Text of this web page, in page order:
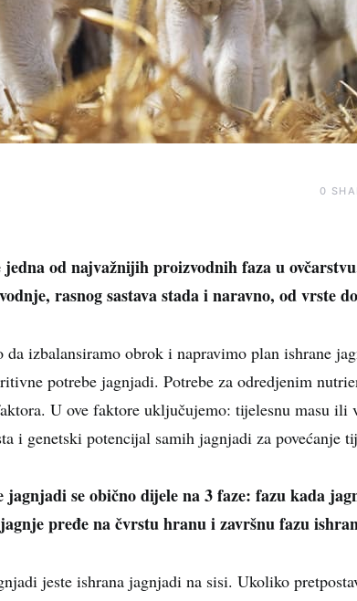
0
od najvažnijih proizvodnih faza u
rasnog sastava stada i naravno, od vrste
izbalansiramo obrok i napravimo plan ishrane
potrebe jagnjadi. Potrebe za odredjenim
U ove faktore uključujemo: tijelesnu masu ili
i genetski potencijal samih jagnjadi za povećanje
jagnjadi se obično dijele na 3 faze: fazu kada
pređe na čvrstu hranu i završnu fazu
jeste ishrana jagnjadi na sisi. Ukoliko